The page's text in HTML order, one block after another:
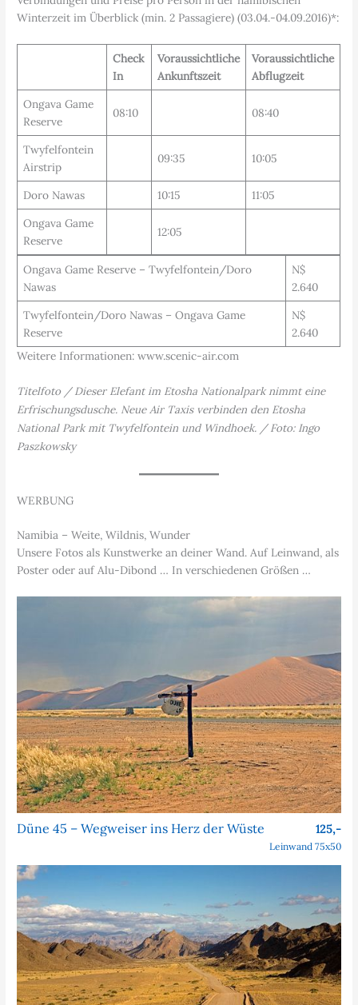
Winterzeit im Überblick (min. 2 Passagiere) (03.04.-04.09.2016)*:
Check
In
Voraussichtliche
Ankunftszeit
Voraussichtliche
Abflugzeit
Ongava Game
Reserve
08:10 08:40
Twyfelfontein
Airstrip
09:35 10:05
Doro Nawas 10:15
11:05
Ongava Game
Reserve
12:05
Ongava Game Reserve – Twyfelfontein/Doro
Nawas
N$
2.640
Twyfelfontein/Doro Nawas – Ongava Game
Reserve
N$
2.640
Weitere Informationen: www.scenic-air.com
Titelfoto / Dieser Elefant im Etosha Nationalpark nimmt eine
Erfrischungsdusche. Neue Air Taxis verbinden den Etosha
National Park mit Twyfelfontein und Windhoek. / Foto: Ingo
Paszkowsky
WERBUNG
Namibia – Weite, Wildnis, Wunder
Unsere Fotos als Kunstwerke an deiner Wand. Auf Leinwand, als
Poster oder auf Alu-Dibond … In verschiedenen Größen …
Düne 45 – Wegweiser ins Herz der Wüste 125,-
Leinwand 75x50